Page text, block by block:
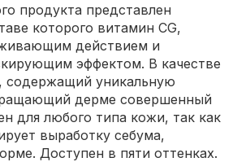
продукта представлен
которого витамин CG,
действием и
эффектом. В качестве
содержащий уникальную
дерме совершенный
для любого типа кожи, так как
выработку себума,
Доступен в пяти оттенках.